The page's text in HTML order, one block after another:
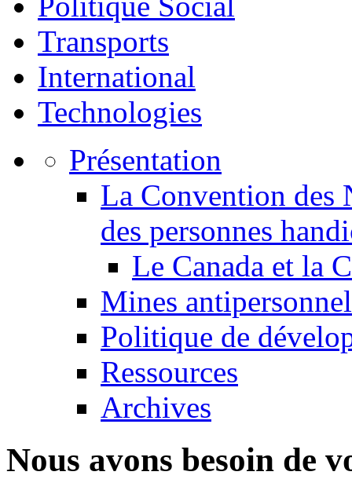
Transports
International
Technologies
Présentation
La Convention des
des personnes
Le Canada et la
Mines antipersonnel
Politique de
Ressources
Archives
Nous avons besoin de